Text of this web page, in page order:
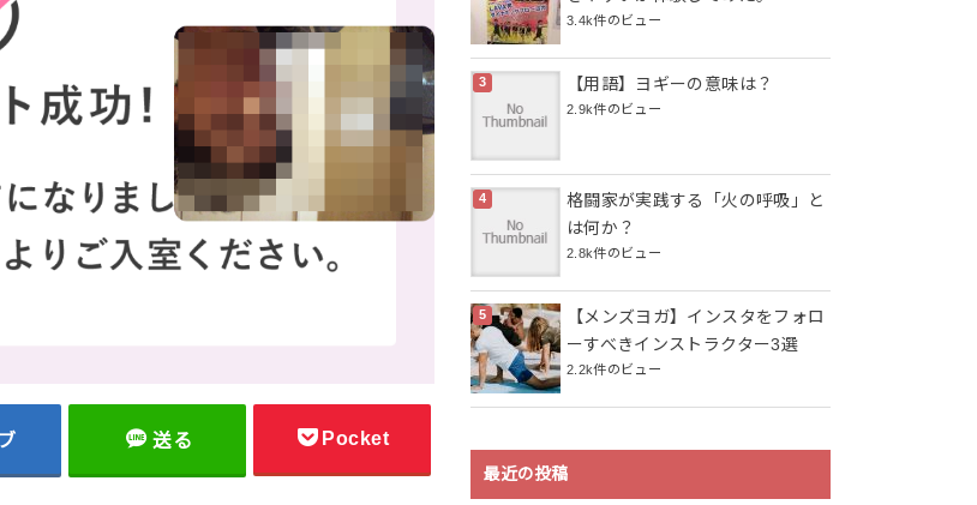
送る Pocket
3.4k件のビュー
【用語】ヨギーの意味は？
2.9k件のビュー
格闘家が実践する「火の呼吸」と
は何か？
2.8k件のビュー
【メンズヨガ】インスタをフォロ
ーすべきインストラクター3選
2.2k件のビュー
最近の投稿